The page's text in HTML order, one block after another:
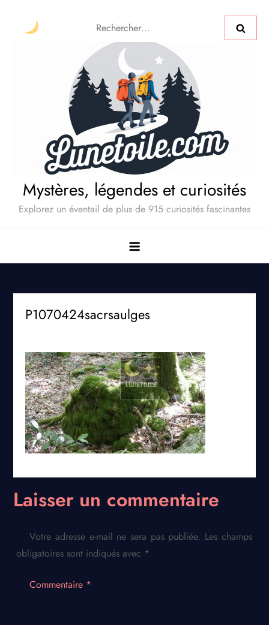
Mystères, légendes et curiosités
Explorez un éventail de plus de 915 curiosités fascinantes
P1070424sacrsaulges
Laisser un commentaire
Votre adresse e-mail ne sera pas publiée. Les champs
obligatoires sont indiqués avec *
Commentaire *